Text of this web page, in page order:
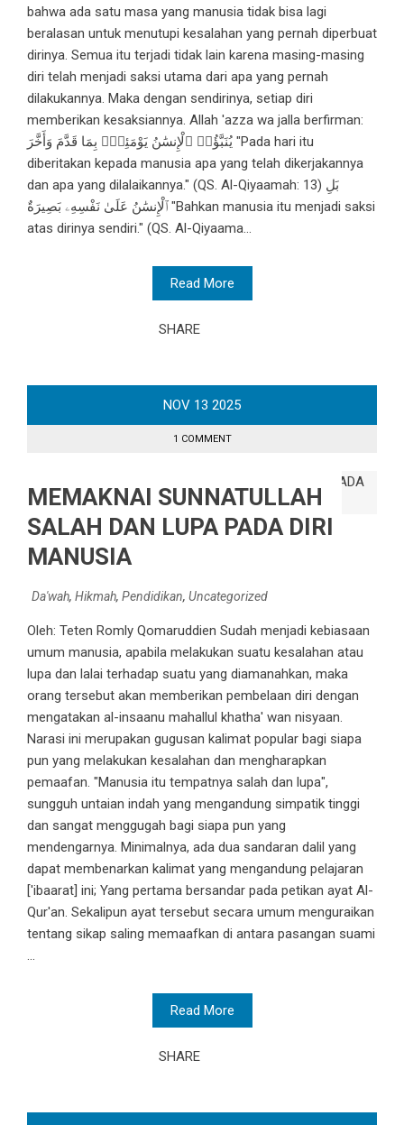
bahwa ada satu masa yang manusia tidak bisa lagi
beralasan untuk menutupi kesalahan yang pernah diperbuat
dirinya. Semua itu terjadi tidak lain karena masing-masing
diri telah menjadi saksi utama dari apa yang pernah
dilakukannya. Maka dengan sendirinya, setiap diri
memberikan kesaksiannya. Allah 'azza wa jalla berfirman:
يُنَبَّؤُا۟ ٱلْإِنسَٰنُ يَوْمَئِذٍۭ بِمَا قَدَّمَ وَأَخَّرَ "Pada hari itu
diberitakan kepada manusia apa yang telah dikerjakannya
dan apa yang dilalaikannya." (QS. Al-Qiyaamah: 13) بَلِ
ٱلْإِنسَٰنُ عَلَىٰ نَفْسِهِۦ بَصِيرَةٌ "Bahkan manusia itu menjadi saksi
atas dirinya sendiri." (QS. Al-Qiyaama...
Read More
SHARE
NOV 13 2025
1 COMMENT
MEMAKNAI SUNNATULLAH
SALAH DAN LUPA PADA DIRI
MANUSIA
Da'wah, Hikmah, Pendidikan, Uncategorized
Oleh: Teten Romly Qomaruddien Sudah menjadi kebiasaan
umum manusia, apabila melakukan suatu kesalahan atau
lupa dan lalai terhadap suatu yang diamanahkan, maka
orang tersebut akan memberikan pembelaan diri dengan
mengatakan al-insaanu mahallul khatha' wan nisyaan.
Narasi ini merupakan gugusan kalimat popular bagi siapa
pun yang melakukan kesalahan dan mengharapkan
pemaafan. "Manusia itu tempatnya salah dan lupa",
sungguh untaian indah yang mengandung simpatik tinggi
dan sangat menggugah bagi siapa pun yang
mendengarnya. Minimalnya, ada dua sandaran dalil yang
dapat membenarkan kalimat yang mengandung pelajaran
['ibaarat] ini; Yang pertama bersandar pada petikan ayat Al-
Qur'an. Sekalipun ayat tersebut secara umum menguraikan
tentang sikap saling memaafkan di antara pasangan suami
...
Read More
SHARE